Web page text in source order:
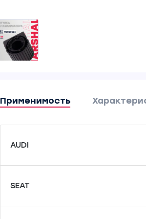
Применимость
AUDI
SEAT